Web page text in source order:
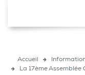
Accueil
La 17ème